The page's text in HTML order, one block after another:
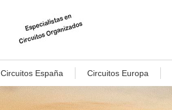
Circuitos España Circuitos Europa